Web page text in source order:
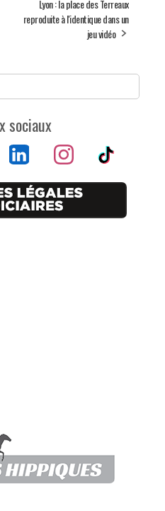
Lyon : la place des Terreaux
reproduite à l'identique dans un
jeu vidéo
sociaux